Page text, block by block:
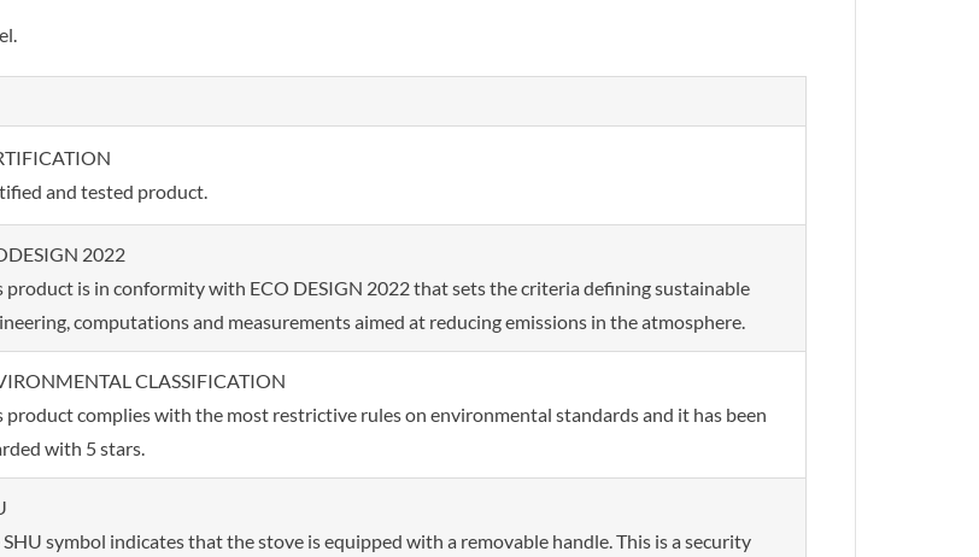
and tested product.
2022
product is in conformity with ECO DESIGN 2022 that sets the criteria defining sustainable
computations and measurements aimed at reducing emissions in the atmosphere.
CLASSIFICATION
product complies with the most restrictive rules on environmental standards and it has been
with 5 stars.
SHU symbol indicates that the stove is equipped with a removable handle. This is a security